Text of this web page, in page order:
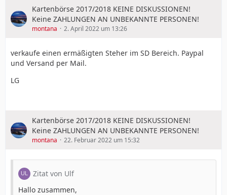
Kartenbörse 2017/2018 KEINE DISKUSSIONEN!
Keine ZAHLUNGEN AN UNBEKANNTE PERSONEN!
montana 2. April 2022 um 13:26
verkaufe einen ermäßigten Steher im SD Bereich. Paypal
und Versand per Mail.
LG
Kartenbörse 2017/2018 KEINE DISKUSSIONEN!
Keine ZAHLUNGEN AN UNBEKANNTE PERSONEN!
montana 22. Februar 2022 um 15:32
Zitat von Ulf
Hallo zusammen,